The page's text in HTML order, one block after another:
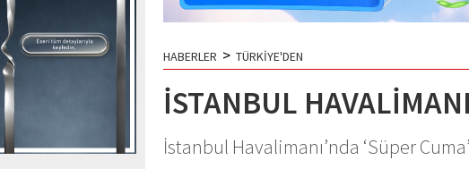
HABERLER > TÜRKİYE'DEN
İSTANBUL
İstanbul Havalimanı’nda ‘Süper